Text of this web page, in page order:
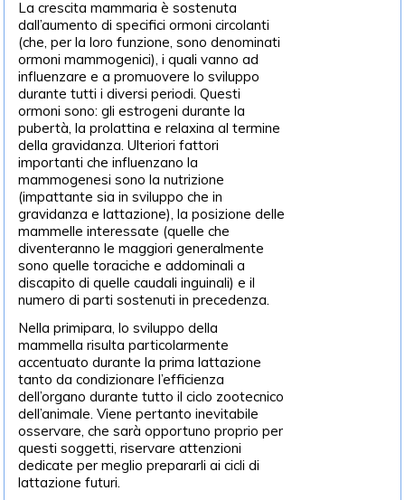
La crescita mammaria è sostenuta
dall’aumento di specifici ormoni circolanti
(che, per la loro funzione, sono denominati
ormoni mammogenici), i quali vanno ad
influenzare e a promuovere lo sviluppo
durante tutti i diversi periodi. Questi
ormoni sono: gli estrogeni durante la
pubertà, la prolattina e relaxina al termine
della gravidanza. Ulteriori fattori
importanti che influenzano la
mammogenesi sono la nutrizione
(impattante sia in sviluppo che in
gravidanza e lattazione), la posizione delle
mammelle interessate (quelle che
diventeranno le maggiori generalmente
sono quelle toraciche e addominali a
discapito di quelle caudali inguinali) e il
numero di parti sostenuti in precedenza.
Nella primipara, lo sviluppo della
mammella risulta particolarmente
accentuato durante la prima lattazione
tanto da condizionare l’efficienza
dell’organo durante tutto il ciclo zootecnico
dell’animale. Viene pertanto inevitabile
osservare, che sarà opportuno proprio per
questi soggetti, riservare attenzioni
dedicate per meglio prepararli ai cicli di
lattazione futuri.